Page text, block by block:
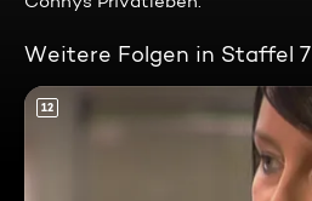
Weitere Folgen in Staffel 7
12